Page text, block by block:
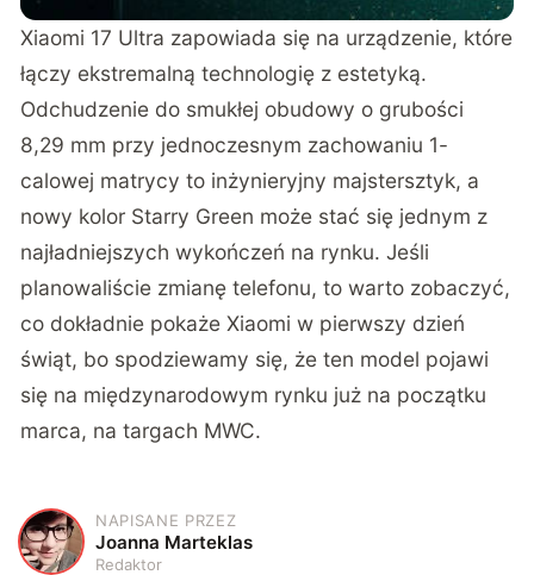
Xiaomi 17 Ultra zapowiada się na urządzenie, które
łączy ekstremalną technologię z estetyką.
Odchudzenie do smukłej obudowy o grubości
8,29 mm przy jednoczesnym zachowaniu 1-
calowej matrycy to inżynieryjny majstersztyk, a
nowy kolor Starry Green może stać się jednym z
najładniejszych wykończeń na rynku. Jeśli
planowaliście zmianę telefonu, to warto zobaczyć,
co dokładnie pokaże Xiaomi w pierwszy dzień
świąt, bo spodziewamy się, że ten model pojawi
się na międzynarodowym rynku już na początku
marca, na targach MWC.
J
NAPISANE PRZEZ
Joanna Marteklas
Redaktor